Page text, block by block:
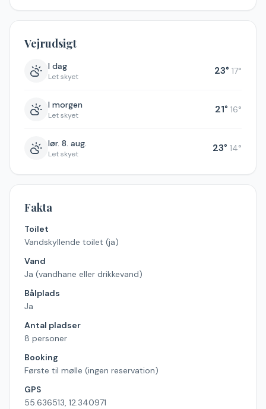
Vejrudsigt
I dag
Let skyet 23° 17°
I morgen
Let skyet 21° 16°
lør. 8. aug.
Let skyet 23° 14°
Fakta
Toilet
Vandskyllende toilet (ja)
Vand
Ja (vandhane eller drikkevand)
Bålplads
Ja
Antal pladser
8 personer
Booking
Første til mølle (ingen reservation)
GPS
55.636513, 12.340971